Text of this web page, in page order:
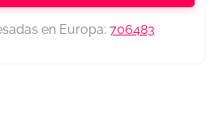
en Europa: 706483